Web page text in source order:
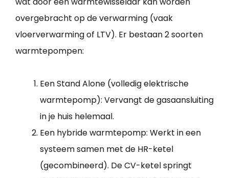
overgebracht op de verwarming (vaak
vloerverwarming of LTV). Er bestaan 2 soorten
warmtepompen:
Een Stand Alone (volledig elektrische
warmtepomp): Vervangt de gasaansluiting
in je huis helemaal.
Een hybride warmtepomp: Werkt in een
systeem samen met de HR-ketel
(gecombineerd). De CV-ketel springt